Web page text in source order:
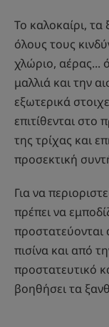
Το καλοκαίρι, τα
όλους τους
χλώριο, αέρας...
μαλλιά και την
εξωτερικά
επιτίθενται στο
της τρίχας και
προσεκτική
Για να
πρέπει να
πισίνα και από
προστατευτικό
βοηθήσει τα